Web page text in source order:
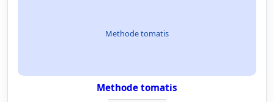
Methode tomatis
Methode tomatis